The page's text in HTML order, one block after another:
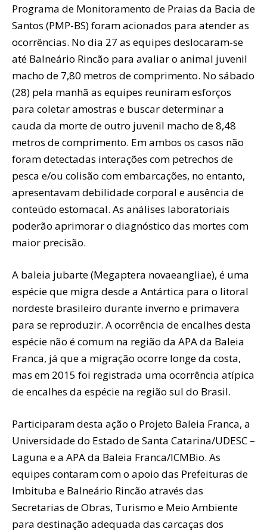
Programa de Monitoramento de Praias da Bacia de
Santos (PMP-BS) foram acionados para atender as
ocorrências. No dia 27 as equipes deslocaram-se
até Balneário Rincão para avaliar o animal juvenil
macho de 7,80 metros de comprimento. No sábado
(28) pela manhã as equipes reuniram esforços
para coletar amostras e buscar determinar a
cauda da morte de outro juvenil macho de 8,48
metros de comprimento. Em ambos os casos não
foram detectadas interações com petrechos de
pesca e/ou colisão com embarcações, no entanto,
apresentavam debilidade corporal e ausência de
conteúdo estomacal. As análises laboratoriais
poderão aprimorar o diagnóstico das mortes com
maior precisão.
A baleia jubarte (Megaptera novaeangliae), é uma
espécie que migra desde a Antártica para o litoral
nordeste brasileiro durante inverno e primavera
para se reproduzir. A ocorrência de encalhes desta
espécie não é comum na região da APA da Baleia
Franca, já que a migração ocorre longe da costa,
mas em 2015 foi registrada uma ocorrência atípica
de encalhes da espécie na região sul do Brasil.
Participaram desta ação o Projeto Baleia Franca, a
Universidade do Estado de Santa Catarina/UDESC –
Laguna e a APA da Baleia Franca/ICMBio. As
equipes contaram com o apoio das Prefeituras de
Imbituba e Balneário Rincão através das
Secretarias de Obras, Turismo e Meio Ambiente
para destinação adequada das carcaças dos